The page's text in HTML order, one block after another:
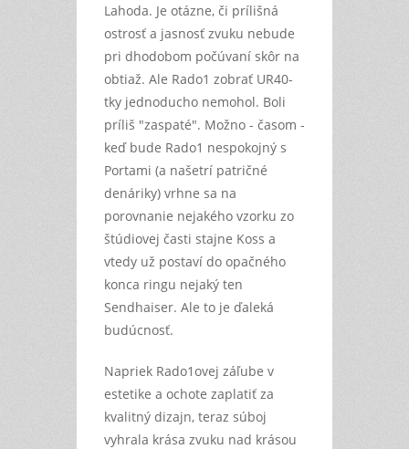
Lahoda. Je otázne, či prílišná
ostrosť a jasnosť zvuku nebude
pri dhodobom počúvaní skôr na
obtiaž. Ale Rado1 zobrať UR40-
tky jednoducho nemohol. Boli
príliš "zaspaté". Možno - časom -
keď bude Rado1 nespokojný s
Portami (a našetrí patričné
denáriky) vrhne sa na
porovnanie nejakého vzorku zo
štúdiovej časti stajne Koss a
vtedy už postaví do opačného
konca ringu nejaký ten
Sendhaiser. Ale to je ďaleká
budúcnosť.
Napriek Rado1ovej záľube v
estetike a ochote zaplatiť za
kvalitný dizajn, teraz súboj
vyhrala krása zvuku nad krásou